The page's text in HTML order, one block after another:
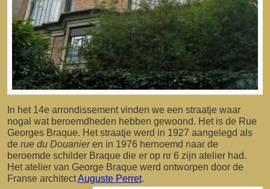
In het 14e arrondissement vinden we een straatje waar
nogal wat beroemdheden hebben gewoond. Het is de Rue
Georges Braque. Het straatje werd in 1927 aangelegd als
de rue du Douanieren in 1976 hernoemd naar de
beroemde schilder Braque die er op nr 6 zijn atelier had.
Het atelier van George Braque werd ontworpen door de
Franse architectAuguste Perret.